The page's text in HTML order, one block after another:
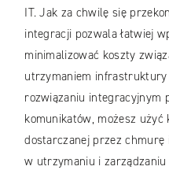
IT. Jak za chwilę się
integracji pozwala łatwiej
minimalizować koszty
utrzymaniem infrastruktury
rozwiązaniu integracyjnym
komunikatów, możesz użyć
dostarczanej przez
w utrzymaniu i zarządzaniu